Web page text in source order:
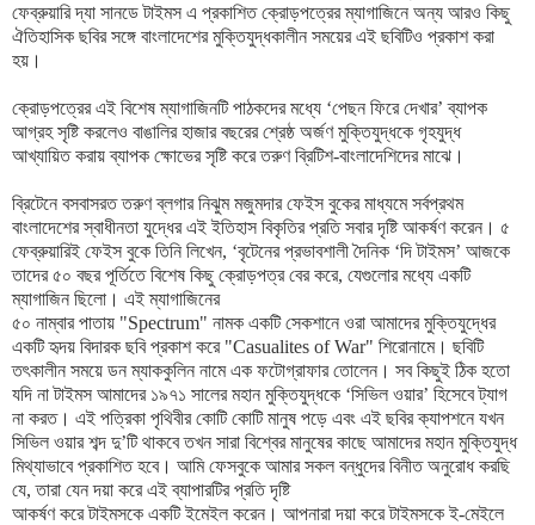
ফেব্রুয়ারি দ্যা সানডে টাইমস এ প্রকাশিত ক্রোড়পত্রের ম্যাগাজিনে অন্য আরও কিছু
ঐতিহাসিক ছবির সঙ্গে বাংলাদেশের মুক্তিযুদ্ধকালীন সময়ের এই ছবিটিও প্রকাশ করা
হয়।
ক্রোড়পত্রের এই বিশেষ ম্যাগাজিনটি পাঠকদের মধ্যে ‘পেছন ফিরে দেখার’ ব্যাপক
আগ্রহ সৃষ্টি করলেও বাঙালির হাজার বছরের শ্রেষ্ঠ অর্জণ মুক্তিযুদ্ধকে গৃহযুদ্ধ
আখ্যায়িত করায় ব্যাপক ক্ষোভের সৃষ্টি করে তরুণ ব্রিটিশ-বাংলাদেশিদের মাঝে।
ব্রিটেনে বসবাসরত তরুণ ব্লগার নিঝুম মজুমদার ফেইস বুকের মাধ্যমে সর্বপ্রথম
বাংলাদেশের স্বাধীনতা যুদ্ধের এই ইতিহাস বিকৃতির প্রতি সবার দৃষ্টি আকর্ষণ করেন। ৫
ফেব্রুয়ারিই ফেইস বুকে তিনি লিখেন, ‘বৃটেনের প্রভাবশালী দৈনিক ‘দি টাইমস’ আজকে
তাদের ৫০ বছর পূর্তিতে বিশেষ কিছু ক্রোড়পত্র বের করে, যেগুলোর মধ্যে একটি
ম্যাগাজিন ছিলো। এই ম্যাগাজিনের
৫০ নাম্বার পাতায় "Spectrum" নামক একটি সেকশানে ওরা আমাদের মুক্তিযুদ্ধের
একটি হৃদয় বিদারক ছবি প্রকাশ করে "Casualites of War" শিরোনামে। ছবিটি
তৎকালীন সময়ে ডন ম্যাককুলিন নামে এক ফটোগ্রাফার তোলেন। সব কিছুই ঠিক হতো
যদি না টাইমস আমাদের ১৯৭১ সালের মহান মুক্তিযুদ্ধকে ‘সিভিল ওয়ার’ হিসেবে ট্যাগ
না করত। এই পত্রিকা পৃথিবীর কোটি কোটি মানুষ পড়ে এবং এই ছবির ক্যাপশনে যখন
সিভিল ওয়ার শব্দ দু’টি থাকবে তখন সারা বিশ্বের মানুষের কাছে আমাদের মহান মুক্তিযুদ্ধ
মিথ্যাভাবে প্রকাশিত হবে। আমি ফেসবুকে আমার সকল বন্ধুদের বিনীত অনুরোধ করছি
যে, তারা যেন দয়া করে এই ব্যাপারটির প্রতি দৃষ্টি
আকর্ষণ করে টাইমসকে একটি ইমেইল করেন। আপনারা দয়া করে টাইমসকে ই-মেইলে